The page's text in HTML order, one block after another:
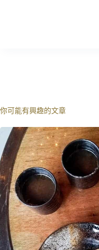
你可能有興趣的文章